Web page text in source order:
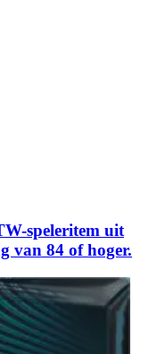
speleritem uit
van 84 of hoger.